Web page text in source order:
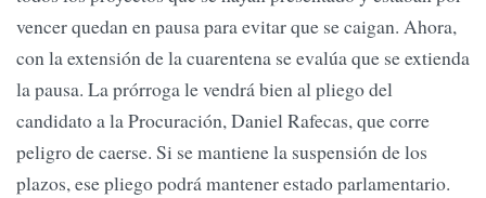
vencer quedan en pausa para evitar que se caigan. Ahora,
con la extensión de la cuarentena se evalúa que se extienda
la pausa. La prórroga le vendrá bien al pliego del
candidato a la Procuración, Daniel Rafecas, que corre
peligro de caerse. Si se mantiene la suspensión de los
plazos, ese pliego podrá mantener estado parlamentario.